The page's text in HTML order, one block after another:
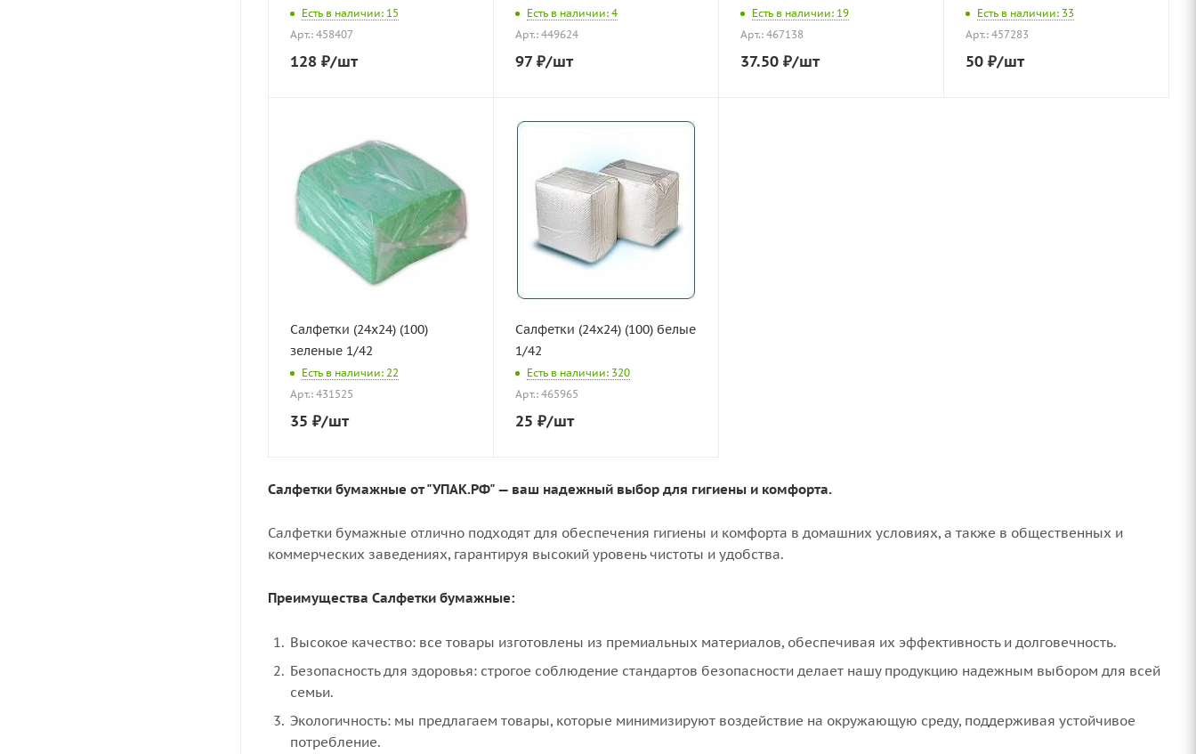
Есть в наличии: 15
Арт.: 458407
128 ₽/шт
Есть в наличии: 4
Арт.: 449624
97₽/шт
Есть в наличии: 19
Арт.: 467138
37.50 ₽/шт
Есть в наличии: 33
Арт.: 457283
50 ₽/шт
Салфетки (24х24) (100)
зеленые 1/42
Есть в наличии: 22
Арт.: 431525
35 ₽/шт
Салфетки (24х24) (100) белые
1/42
Есть в наличии: 320
Арт.: 465965
25 ₽/шт
Салфетки бумажные от "УПАК.РФ" — ваш надежный выбор для гигиены и комфорта.
Салфетки бумажные отлично подходят для обеспечения гигиены и комфорта в домашних условиях, а также в общественных и
коммерческих заведениях, гарантируя высокий уровень чистоты и удобства.
Преимущества Салфетки бумажные:
Высокое качество: все товары изготовлены из премиальных материалов, обеспечивая их эффективность и долговечность.
Безопасность для здоровья: строгое соблюдение стандартов безопасности делает нашу продукцию надежным выбором для всей
семьи.
Экологичность: мы предлагаем товары, которые минимизируют воздействие на окружающую среду, поддерживая устойчивое
потребление.